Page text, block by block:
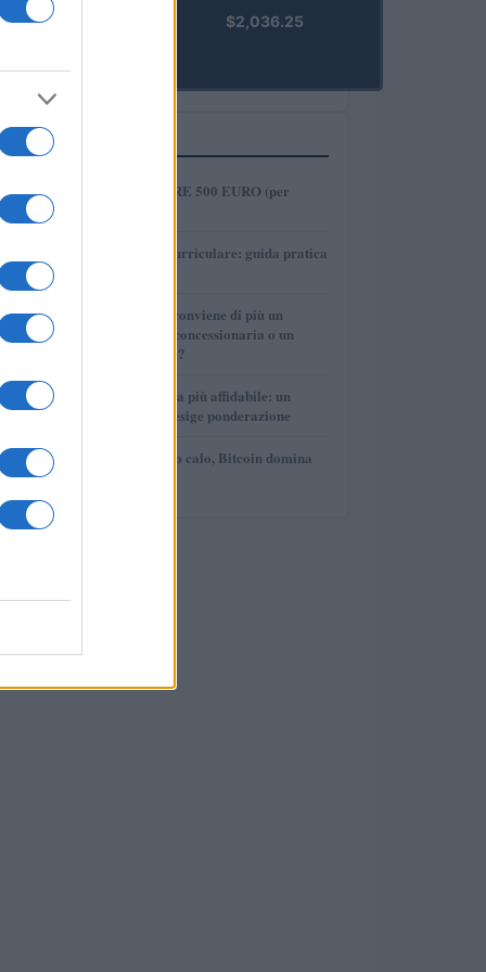
PRIME)
$2,036.25
PIÙ LETTI
1
COME INVESTIRE 500 EURO (per
2
Tirocinio extra-curriculare: guida pratica
3
Per le auto usate conviene di più un
finanziamento in concessionaria o un
prestito personale?
4
La macchina usata più affidabile: un
investimento che esige ponderazione
5
Mercati in leggero calo, Bitcoin domina